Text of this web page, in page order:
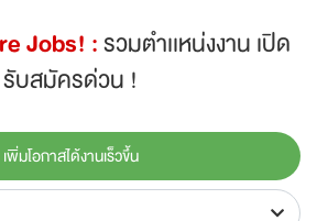
Jobs! :รวมตำเเหน่งงาน เปิด
รับสมัครด่วน !
เพิ่มโอกาสได้งานเร็วขึ้น